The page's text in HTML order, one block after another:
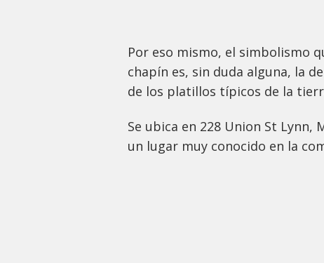
Por eso mismo, el simbolismo
chapín es, sin duda alguna, la
de los platillos típicos de la
Se ubica en 228 Union St Lynn,
un lugar muy conocido en la